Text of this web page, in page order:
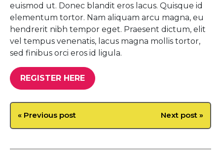
euismod ut. Donec blandit eros lacus. Quisque id
elementum tortor. Nam aliquam arcu magna, eu
hendrerit nibh tempor eget. Praesent dictum, elit
vel tempus venenatis, lacus magna mollis tortor,
sed finibus orci eros id ligula.
REGISTER HERE
« Previous post Next post »